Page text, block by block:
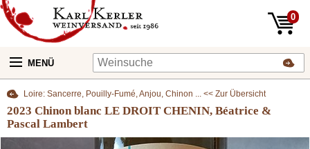
0
MENÜ
Loire: Sancerre, Pouilly-Fumé, Anjou, Chinon ... << Zur Übersicht
2023 Chinon blanc LE DROIT CHENIN, Béatrice &
Pascal Lambert